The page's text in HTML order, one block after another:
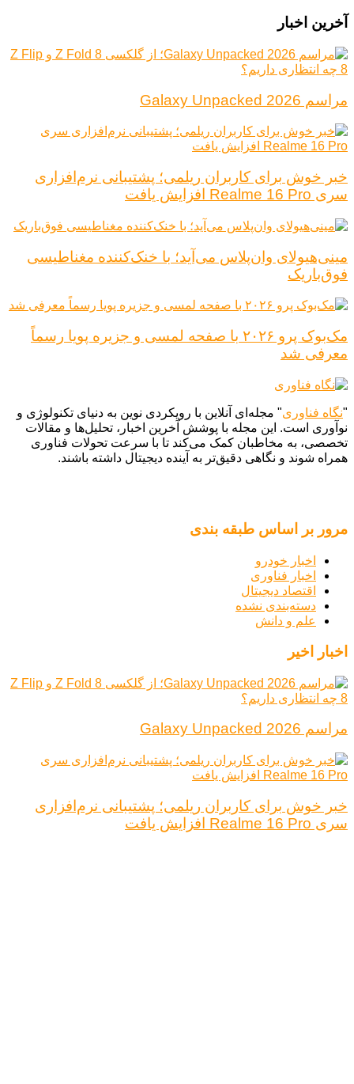
آخرین اخبار
مراسم Galaxy Unpacked 2026
خبر خوش برای کاربران ریلمی؛ پشتیبانی نرم‌افزاری
سری Realme 16 Pro افزایش یافت
مینی‌هیولای وان‌پلاس می‌آید؛ با خنک‌کننده مغناطیسی
فوق‌باریک
مک‌بوک پرو ۲۰۲۶ با صفحه لمسی و جزیره پویا رسماً
معرفی شد
"نگاه فناوری" مجله‌ای آنلاین با رویکردی نوین به دنیای تکنولوژی و
نوآوری است. این مجله با پوشش آخرین اخبار، تحلیل‌ها و مقالات
تخصصی، به مخاطبان کمک می‌کند تا با سرعت تحولات فناوری
همراه شوند و نگاهی دقیق‌تر به آینده دیجیتال داشته باشند.
مرور بر اساس طبقه بندی
اخبار خودرو
اخبار فناوری
اقتصاد دیجیتال
دسته‌بندی نشده
علم و دانش
اخبار اخیر
مراسم Galaxy Unpacked 2026
خبر خوش برای کاربران ریلمی؛ پشتیبانی نرم‌افزاری
سری Realme 16 Pro افزایش یافت